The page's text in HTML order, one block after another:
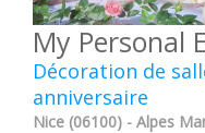
My Personal
Décoration de
anniversaire
Nice (06100) - Alpes